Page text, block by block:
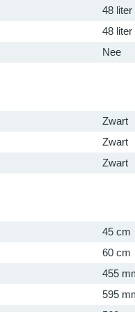
48 liter
48 liter
Nee
Zwart
Zwart
Zwart
45 cm
60 cm
455
595